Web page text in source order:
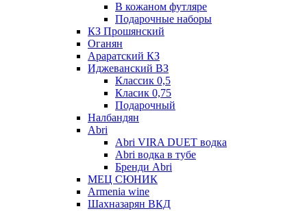
В кожаном футляре
Подарочные наборы
КЗ Прошянский
Оганян
Араратский КЗ
Иджеванский ВЗ
Классик 0,5
Класик 0,75
Подарочный
Налбандян
Abri
Abri VIRA DUET водка
Abri водка в тубе
Бренди Abri
МЕЦ СЮНИК
Armenia wine
Шахназарян ВКД